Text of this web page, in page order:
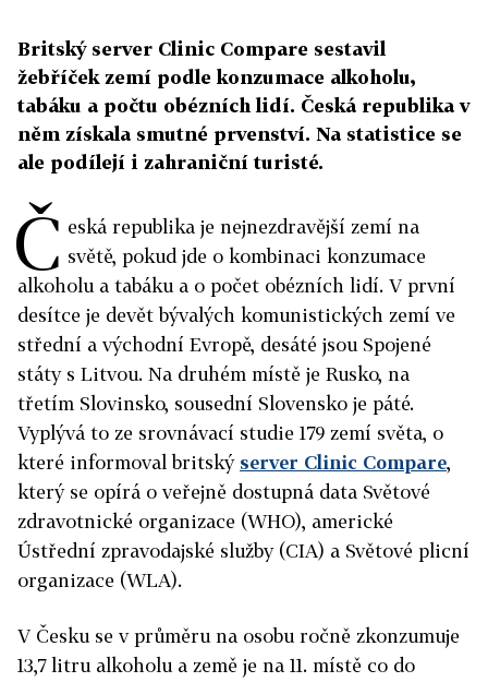
Britský server Clinic Compare sestavil
žebříček zemí podle konzumace alkoholu,
tabáku a počtu obézních lidí. Česká republika v
něm získala smutné prvenství. Na statistice se
ale podílejí i zahraniční turisté.
Č eská republika je nejnezdravější zemí na
světě, pokud jde o kombinaci konzumace
alkoholu a tabáku a o počet obézních lidí. V první
desítce je devět bývalých komunistických zemí ve
střední a východní Evropě, desáté jsou Spojené
státy s Litvou. Na druhém místě je Rusko, na
třetím Slovinsko, sousední Slovensko je páté.
Vyplývá to ze srovnávací studie 179 zemí světa, o
které informoval britský server Clinic Compare,
který se opírá o veřejně dostupná data Světové
zdravotnické organizace (WHO), americké
Ústřední zpravodajské služby (CIA) a Světové plicní
organizace (WLA).
V Česku se v průměru na osobu ročně zkonzumuje
13,7 litru alkoholu a země je na 11. místě co do